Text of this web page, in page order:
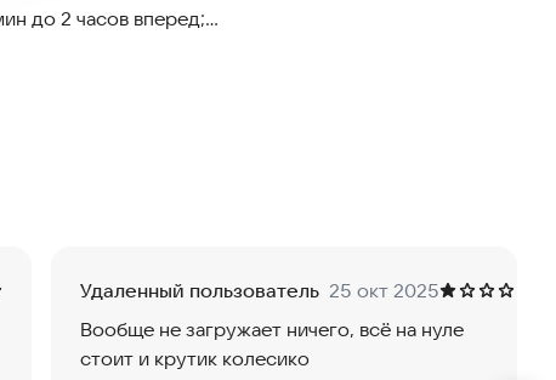
до 2 часов вперед;
индексах геомагнитной активности;
ветра bt, bz, speed, density;
Удаленный пользователь 25 окт 2025
Вообще не загружает ничего, всё на нуле
стоит и крутик колесико